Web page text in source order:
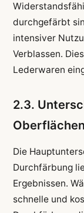
durchgefärbt
intensiver
Verblassen.
Lederwaren
2.3.
Die
Durchfärbung
Ergebnissen.
schnelle und